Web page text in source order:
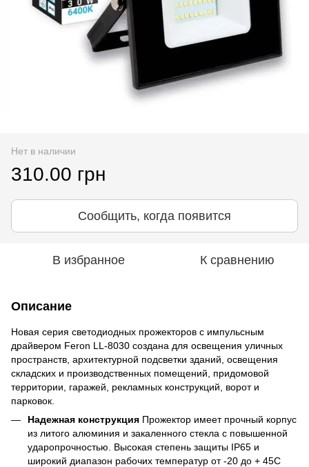
Нет в наличии
310.00 грн
Сообщить, когда появится
В избранное К сравнению
Описание
Новая серия светодиодных прожекторов с импульсным
драйвером Feron LL-8030 создана для освещения уличных
пространств, архитектурной подсветки зданий, освещения
складских и производственных помещений, придомовой
территории, гаражей, рекламных конструкций, ворот и
парковок.
Надежная конструкция Прожектор имеет прочный корпус
из литого алюминия и закаленного стекла с повышенной
ударопрочностью. Высокая степень защиты IP65 и
широкий диапазон рабочих температур от -20 до + 45С